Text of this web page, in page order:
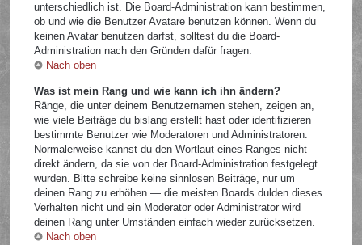
unterschiedlich ist. Die Board-Administration kann bestimmen,
ob und wie die Benutzer Avatare benutzen können. Wenn du
keinen Avatar benutzen darfst, solltest du die Board-
Administration nach den Gründen dafür fragen.
Nach oben
Was ist mein Rang und wie kann ich ihn ändern?
Ränge, die unter deinem Benutzernamen stehen, zeigen an,
wie viele Beiträge du bislang erstellt hast oder identifizieren
bestimmte Benutzer wie Moderatoren und Administratoren.
Normalerweise kannst du den Wortlaut eines Ranges nicht
direkt ändern, da sie von der Board-Administration festgelegt
wurden. Bitte schreibe keine sinnlosen Beiträge, nur um
deinen Rang zu erhöhen — die meisten Boards dulden dieses
Verhalten nicht und ein Moderator oder Administrator wird
deinen Rang unter Umständen einfach wieder zurücksetzen.
Nach oben